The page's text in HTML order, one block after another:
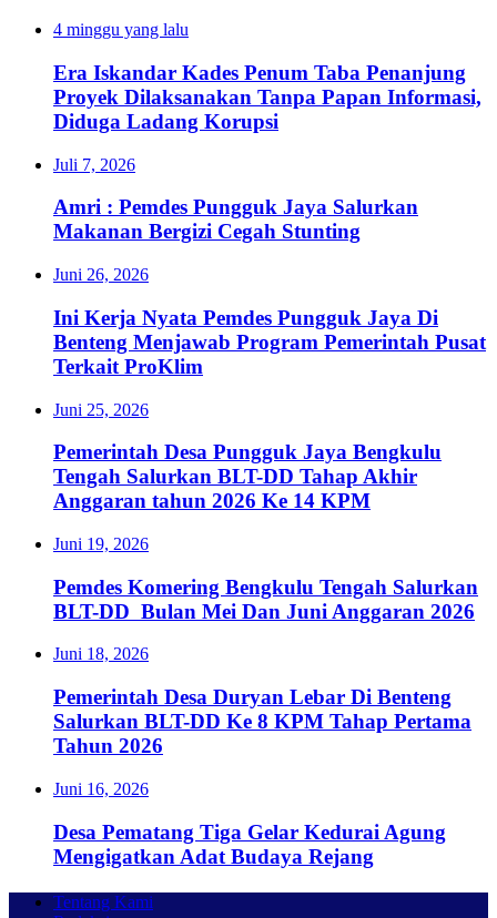
4 minggu yang lalu
Era Iskandar Kades Penum Taba Penanjung
Proyek Dilaksanakan Tanpa Papan Informasi,
Diduga Ladang Korupsi
Juli 7, 2026
Amri : Pemdes Pungguk Jaya Salurkan
Makanan Bergizi Cegah Stunting
Juni 26, 2026
Ini Kerja Nyata Pemdes Pungguk Jaya Di
Benteng Menjawab Program Pemerintah Pusat
Terkait ProKlim
Juni 25, 2026
Pemerintah Desa Pungguk Jaya Bengkulu
Tengah Salurkan BLT-DD Tahap Akhir
Anggaran tahun 2026 Ke 14 KPM
Juni 19, 2026
Pemdes Komering Bengkulu Tengah Salurkan
BLT-DD Bulan Mei Dan Juni Anggaran 2026
Juni 18, 2026
Pemerintah Desa Duryan Lebar Di Benteng
Salurkan BLT-DD Ke 8 KPM Tahap Pertama
Tahun 2026
Juni 16, 2026
Desa Pematang Tiga Gelar Kedurai Agung
Mengigatkan Adat Budaya Rejang
Tentang Kami